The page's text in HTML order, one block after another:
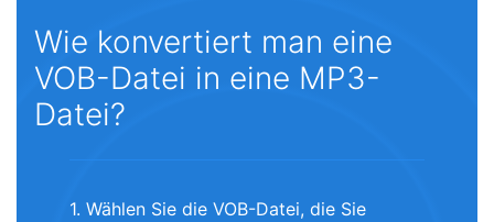
Wie konvertiert man eine
VOB-Datei in eine MP3-
Datei?
1. Wählen Sie die VOB-Datei, die Sie